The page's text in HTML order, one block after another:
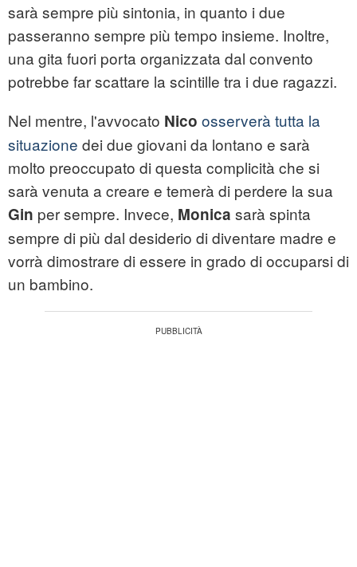
sarà sempre più sintonia, in quanto i due
passeranno sempre più tempo insieme. Inoltre,
una gita fuori porta organizzata dal convento
potrebbe far scattare la scintille tra i due ragazzi.
Nel mentre, l'avvocato Nico osserverà tutta la
situazione dei due giovani da lontano e sarà
molto preoccupato di questa complicità che si
sarà venuta a creare e temerà di perdere la sua
Gin per sempre. Invece, Monica sarà spinta
sempre di più dal desiderio di diventare madre e
vorrà dimostrare di essere in grado di occuparsi di
un bambino.